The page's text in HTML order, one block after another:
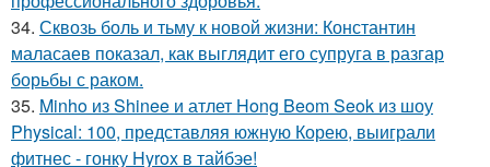
34. Сквозь боль и тьму к новой жизни: Константин
маласаев показал, как выглядит его супруга в разгар
борьбы с раком.
35. Minho из Shinee и атлет Hong Beom Seok из шоу
Physical: 100, представляя южную Корею, выиграли
фитнес - гонку Hyrox в тайбэе!